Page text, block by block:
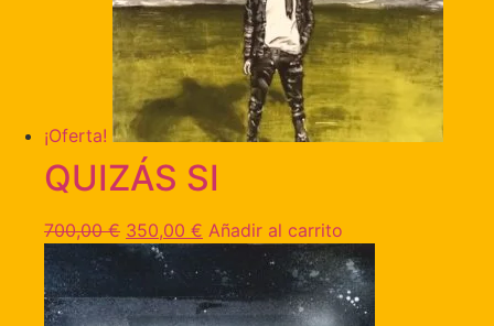
¡Oferta!
QUIZÁS SI
700,00€ 350,00 € Añadir al carrito